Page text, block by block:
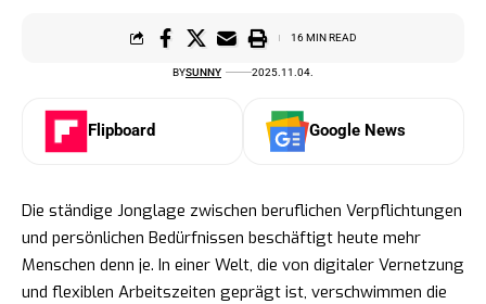
BYSUNNY 2025.11.04.
16 MIN READ
Flipboard Google News
Die ständige Jonglage zwischen beruflichen Verpflichtungen
und persönlichen Bedürfnissen beschäftigt heute mehr
Menschen denn je. In einer Welt, die von digitaler Vernetzung
und flexiblen Arbeitszeiten geprägt ist, verschwimmen die